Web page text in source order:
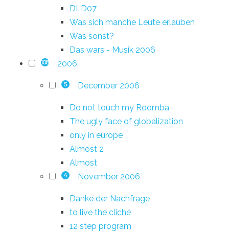
DLD07
Was sich manche Leute erlauben
Was sonst?
Das wars - Musik 2006
108 2006
5 December 2006
Do not touch my Roomba
The ugly face of globalization
only in europe
Almost 2
Almost
4 November 2006
Danke der Nachfrage
to live the cliché
12 step program